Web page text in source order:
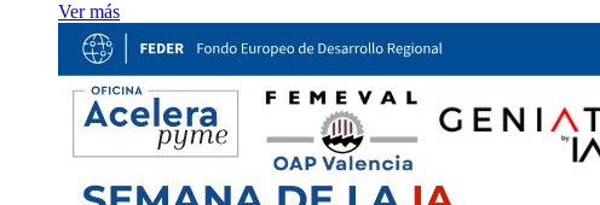
Ver más